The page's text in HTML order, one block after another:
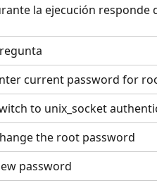
la ejecución responde
current password for
to unix_socket
the root password
password